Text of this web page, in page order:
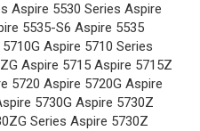
Aspire 5530 Series Aspire
5535-S6 Aspire 5535
Aspire 5710 Series
Aspire 5715 Aspire 5715Z
5720 Aspire 5720G Aspire
5730G Aspire 5730Z
Series Aspire 5730Z